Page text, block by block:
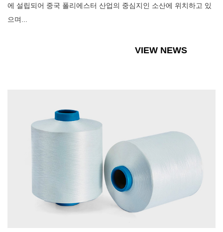
에 설립되어 중국 폴리에스터 산업의 중심지인 소산에 위치하고 있
으며...
VIEW NEWS